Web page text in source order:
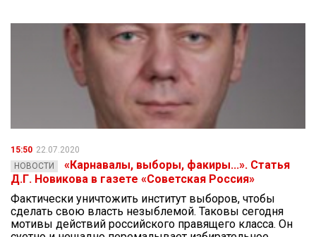
15:50 22.07.2020
НОВОСТИ
«Карнавалы, выборы, факиры...». Статья
Д.Г. Новикова в газете «Советская Россия»
Фактически уничтожить институт выборов, чтобы
сделать свою власть незыблемой. Таковы сегодня
мотивы действий российского правящего класса. Он